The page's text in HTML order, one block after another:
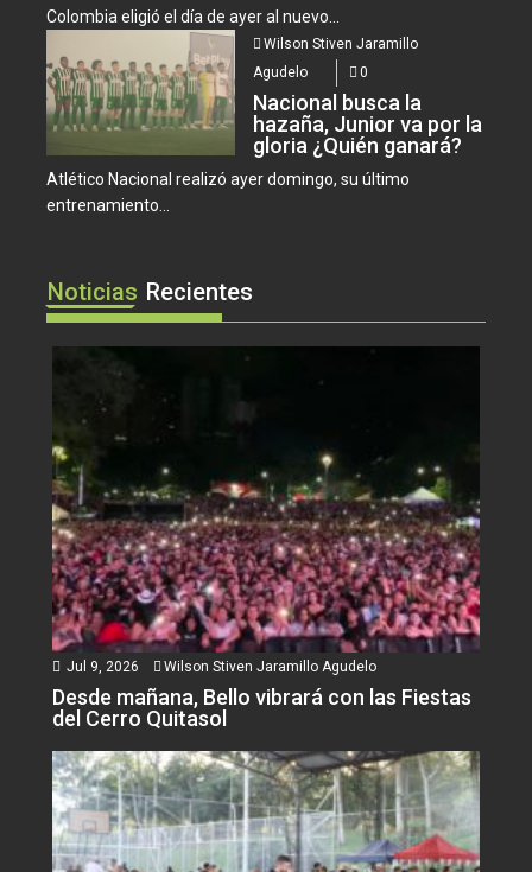
Colombia eligió el día de ayer al nuevo...
Wilson Stiven Jaramillo
Agudelo
0
Nacional busca la
hazaña, Junior va por la
gloria ¿Quién ganará?
Atlético Nacional realizó ayer domingo, su último
entrenamiento...
Noticias Recientes
Jul 9, 2026 Wilson Stiven Jaramillo Agudelo
Desde mañana, Bello vibrará con las Fiestas
del Cerro Quitasol